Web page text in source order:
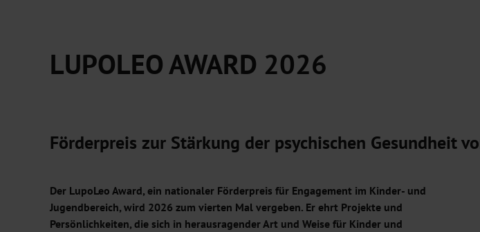
LUPOLEO AWARD 2026
Förderpreis zur Stärkung der psychischen Gesundheit
Der LupoLeo Award, ein nationaler Förderpreis für Engagement im Kinder- und
Jugendbereich, wird 2026 zum vierten Mal vergeben. Er ehrt Projekte und
Persönlichkeiten, die sich in herausragender Art und Weise für Kinder und